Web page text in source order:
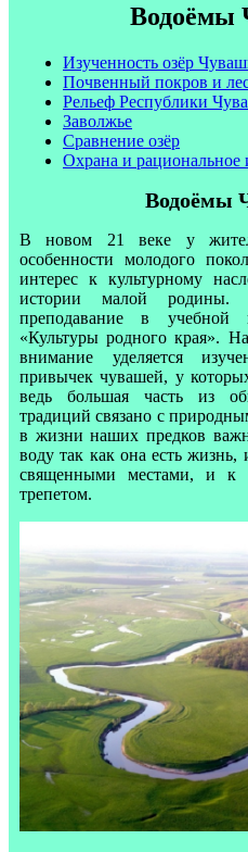
Водоёмы
Изученность озёр
Почвенный покров и
Рельеф Республики
Заволжье
Сравнение озёр
Охрана и рациональное
Водоёмы
В новом 21 веке у
особенности молодого
интерес к культурному
истории малой родины.
преподавание в учебной
«Культуры родного края».
внимание уделяется
привычек чувашей, у
ведь большая часть из
традиций связано с
в жизни наших предков
воду так как она есть
священными местами, и к
трепетом.